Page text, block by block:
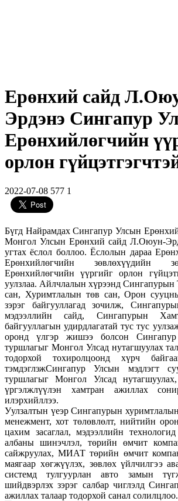
Ерөнхий сайд
Эрдэнэ Сингапур
Ерөнхийлөгчийн
орлон
2022-07-08 577 1
Бүгд Найрамдах Сингапур Улсын
Монгол Улсын Ерөнхий сайд Л.Оюун-
угтах ёслол боллоо. Ёслолын дараа
Ерөнхийлөгчийн зөвлөхүүдийн
Ерөнхийлөгчийн үүргийг орлон
уулзлаа. Айлчлалын хүрээнд Сингапурын
сан, Хуримтлалын төв сан, Орон
зэрэг байгууллагад зочилж,
мэдээллийн сайд, Сингапурын
байгууллагын удирдлагатай тус тус
оронд үлгэр жишээ болсон
туршлагыг Монгол Улсад нутагшуулах
тодорхой тохиролцоонд хүрч
тэмдэглэжСингапур Улсын мэдлэгт
туршлагыг Монгол Улсад
үргэлжлүүлэн хамтран ажиллах
илэрхийллээ.
Уулзалтын үеэр Сингапурын
менежмент, хот төлөвлөлт, нийтийн
цахим засаглал, мэдээллийн
албаны шинэчлэл, төрийн өмчит
сайжруулах, МИАТ төрийн өмчит
маягаар хөгжүүлэх, зөвлөх үйлчилгээ
системд тулгуурлан авто замын
шийдвэрлэх зэрэг салбар чиглэлд
ажиллах талаар тодорхой санал солилцлоо.